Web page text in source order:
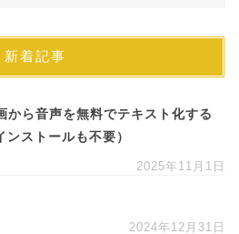
新着記事
から音声を無料でテキスト化する
ストールも不要）
2025年11月1日
2024年12月31日